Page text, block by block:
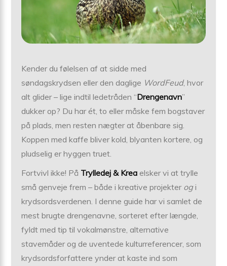
Kender du følelsen af at sidde med
søndagskrydsen eller den daglige WordFeud, hvor
alt glider – lige indtil ledetråden “Drengenavn”
dukker op? Du har ét, to eller måske fem bogstaver
på plads, men resten nægter at åbenbare sig.
Koppen med kaffe bliver kold, blyanten kortere, og
pludselig er hyggen truet.
Fortvivl ikke! På Trylledej & Krea elsker vi at trylle
små genveje frem – både i kreative projekter ogi
krydsordsverdenen. I denne guide har vi samlet de
mest brugte drengenavne, sorteret efter længde,
fyldt med tip til vokalmønstre, alternative
stavemåder og de uventede kulturreferencer, som
krydsordsforfattere ynder at kaste ind som